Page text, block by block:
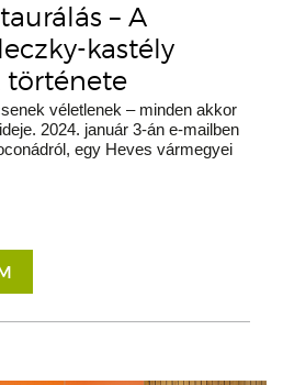
– A
kastély
története
véletlenek – minden akkor
2024. január 3-án e-mailben
egy Heves vármegyei